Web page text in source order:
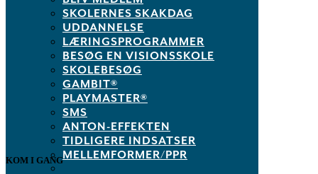
SKOLERNES SKAKDAG
UDDANNELSE
LÆRINGSPROGRAMMER
BESØG EN VISIONSSKOLE
SKOLEBESØG
GAMBIT®
PLAYMASTER®
SMS
ANTON-EFFEKTEN
TIDLIGERE INDSATSER
MELLEMFORMER/PPR
Lokation
Other Events
No Comments
Sorry, the comment form is closed at this time.
KOM I GANG